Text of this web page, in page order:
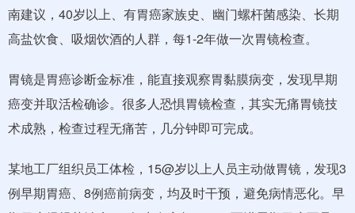
南建议，40岁以上、有胃癌家族史、幽门螺杆菌感染、长期
高盐饮食、吸烟饮酒的人群，每1-2年做一次胃镜检查。
胃镜是胃癌诊断金标准，能直接观察胃黏膜病变，发现早期
癌变并取活检确诊。很多人恐惧胃镜检查，其实无痛胃镜技
术成熟，检查过程无痛苦，几分钟即可完成。
某地工厂组织员工体检，15@岁以上人员主动做胃镜，发现3
例早期胃癌、8例癌前病变，均及时干预，避免病情恶化。早